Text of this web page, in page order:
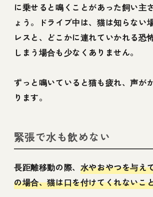
に乗せると鳴くことがあった飼い主
ょう。ドライブ中は、猫は知らない
レスと、どこかに連れていかれる恐
しまう場合も少なくありません。
ずっと鳴いていると猫も疲れ、声が
ります。
緊張で水も飲めない
長距離移動の際、 水やおやつを与え
の場合、猫は口を付けてくれないこ